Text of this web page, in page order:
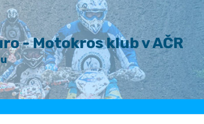
- Motokros klub v AČR